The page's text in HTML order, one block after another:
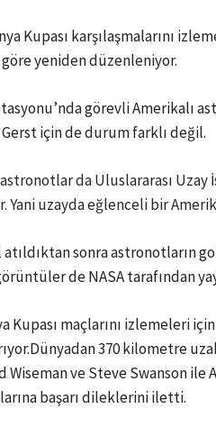
Kupası karşılaşmalarını
yeniden düzenleniyor.
görevli Amerikalı
için de durum farklı değil.
da Uluslararası
Yani uzayda eğlenceli bir
sonra astronotların
de NASA tarafından
Kupası maçlarını izlemeleri
370 kilometre
Wiseman ve Steve Swanson
başarı dileklerini iletti.